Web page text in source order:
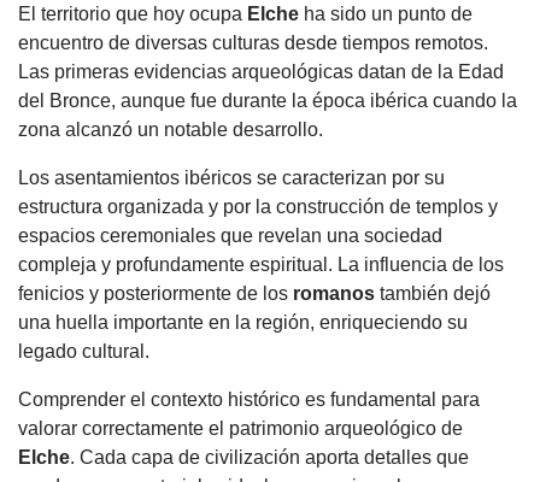
El territorio que hoy ocupa Elche ha sido un punto de
encuentro de diversas culturas desde tiempos remotos.
Las primeras evidencias arqueológicas datan de la Edad
del Bronce, aunque fue durante la época ibérica cuando la
zona alcanzó un notable desarrollo.
Los asentamientos ibéricos se caracterizan por su
estructura organizada y por la construcción de templos y
espacios ceremoniales que revelan una sociedad
compleja y profundamente espiritual. La influencia de los
fenicios y posteriormente de los romanos también dejó
una huella importante en la región, enriqueciendo su
legado cultural.
Comprender el contexto histórico es fundamental para
valorar correctamente el patrimonio arqueológico de
Elche. Cada capa de civilización aporta detalles que